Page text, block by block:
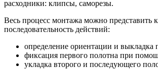
расходники: клипсы, саморезы.
Весь процесс монтажа можно представить
последовательность действий:
определение ориентации и выкладка
фиксация первого полотна при
укладка второго и последующего